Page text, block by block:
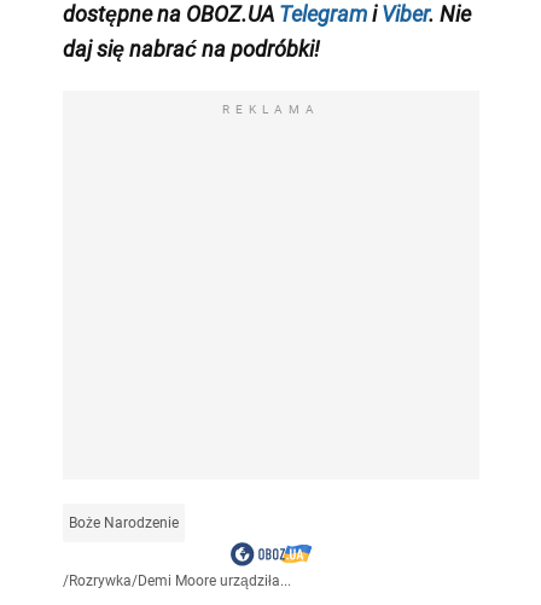
dostępne na OBOZ.UA TelegramiViber. Nie
daj się nabrać na podróbki!
REKLAMA
Boże Narodzenie
/Rozrywka/Demi Moore urządziła...